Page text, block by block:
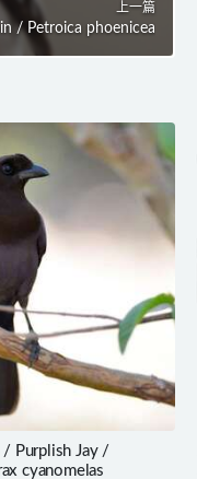
上一篇
/ Petroica phoenicea
Purplish Jay /
cyanomelas